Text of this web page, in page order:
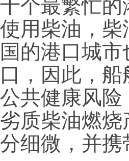
十个最繁忙
使用柴油，
国的港口城
口，因此，
公共健康风险
劣质柴油燃
分细微，并